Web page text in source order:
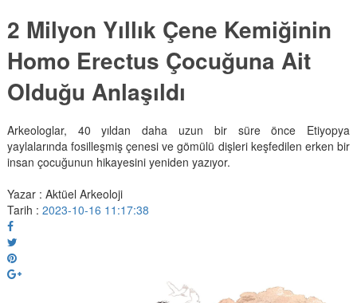
2 Milyon Yıllık Çene Kemiğinin
Homo Erectus Çocuğuna Ait
Olduğu Anlaşıldı
Arkeologlar, 40 yıldan daha uzun bir süre önce Etiyopya
yaylalarında fosilleşmiş çenesi ve gömülü dişleri keşfedilen erken bir
insan çocuğunun hikayesini yeniden yazıyor.
Yazar : Aktüel Arkeoloji
Tarih : 2023-10-16 11:17:38